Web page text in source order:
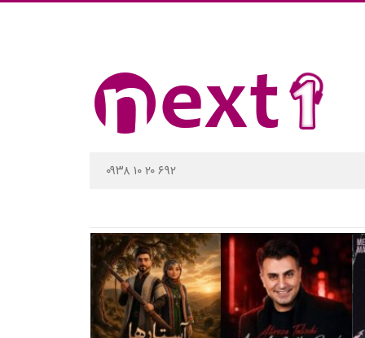
۰۹۳۸ ۱۰ ۲۰ ۶۹۲